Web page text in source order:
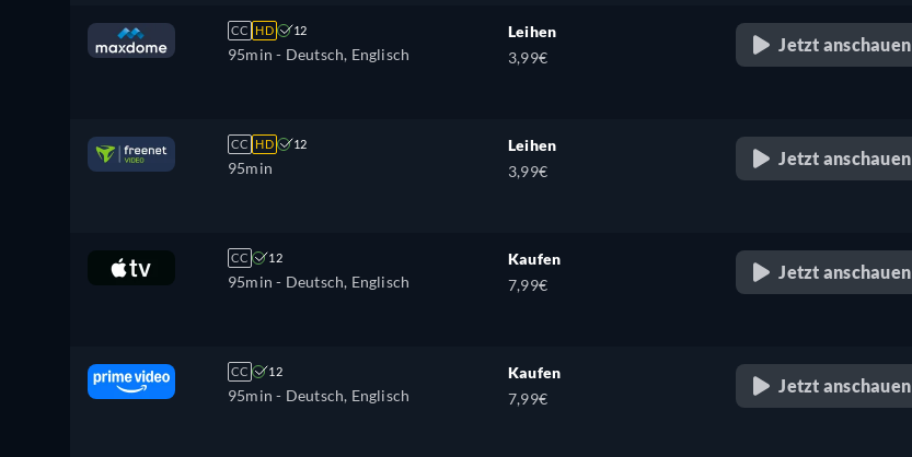
CC HD 12
95min - Deutsch, Englisch
Leihen
3,99€
Jetzt anschauen
CC HD 12
95min
Leihen
3,99€
Jetzt anschauen
CC 12
95min - Deutsch, Englisch
Kaufen
7,99€
Jetzt anschauen
CC 12
95min - Deutsch, Englisch
Kaufen
7,99€
Jetzt anschauen